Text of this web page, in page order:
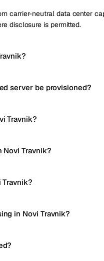
carrier-neutral data center
disclosure is permitted.
server be provisioned?
Travnik?
Novi Travnik?
Travnik?
in Novi Travnik?